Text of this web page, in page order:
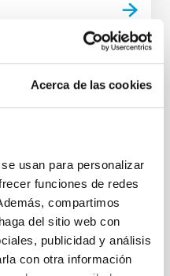
Acerca de las cookies
usan para personalizar
funciones de redes
compartimos
del sitio web con
publicidad y análisis
con otra información
(FYEG)
visible